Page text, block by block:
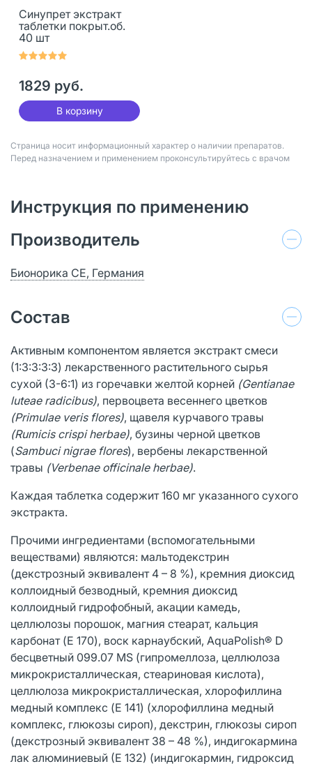
Синупрет экстракт
таблетки покрыт.об.
40 шт
1829 руб.
В корзину
Страница носит информационный характер о наличии препаратов.
Перед назначением и применением проконсультируйтесь с врачом
Инструкция по применению
Производитель
Бионорика СЕ, Германия
Состав
Активным компонентом является экстракт смеси
(1:3:3:3:3) лекарственного растительного сырья
сухой (3-6:1) из горечавки желтой корней (Gentianae
lutеaе radicibus), первоцвета весеннего цветков
(Primulae veris flores), щавеля курчавого травы
(Rumicis crispi herbae), бузины черной цветков
(Sambuci nigrae flores), вербены лекарственной
травы (Verbenae officinale herbae).
Каждая таблетка содержит 160 мг указанного сухого
экстракта.
Прочими ингредиентами (вспомогательными
веществами) являются: мальтодекстрин
(декстрозный эквивалент 4 – 8 %), кремния диоксид
коллоидный безводный, кремния диоксид
коллоидный гидрофобный, акации камедь,
целлюлозы порошок, магния стеарат, кальция
карбонат (E 170), воск карнаубский, AquaPolish® D
бесцветный 099.07 MS (гипромеллоза, целлюлоза
микрокристаллическая, стеариновая кислота),
целлюлоза микрокристаллическая, хлорофиллина
медный комплекс (E 141) (хлорофиллина медный
комплекс, глюкозы сироп), декстрин, глюкозы сироп
(декстрозный эквивалент 38 – 48 %), индигокармина
лак алюминиевый (Е 132) (индигокармин, гидроксид